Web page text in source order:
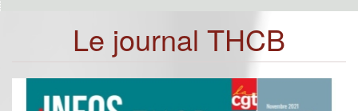
Le journal THCB